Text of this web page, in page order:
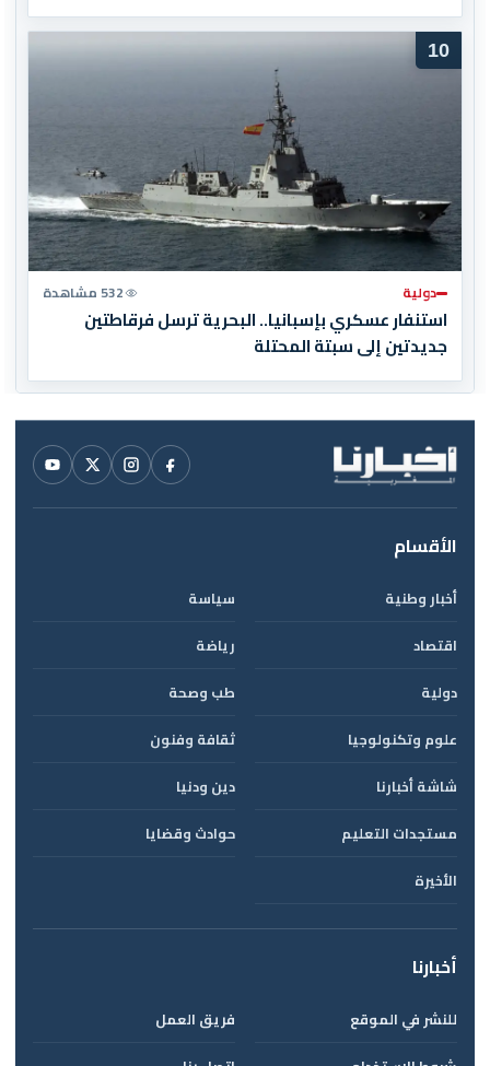
10
دولية 532 مشاهدة
استنفار عسكري بإسبانيا.. البحرية ترسل فرقاطتين
جديدتين إلى سبتة المحتلة
الأقسام
أخبار وطنية
سياسة
اقتصاد
رياضة
دولية
طب وصحة
علوم وتكنولوجيا
ثقافة وفنون
شاشة أخبارنا
دين ودنيا
مستجدات التعليم
حوادث وقضايا
الأخيرة
أخبارنا
للنشر في الموقع
فريق العمل